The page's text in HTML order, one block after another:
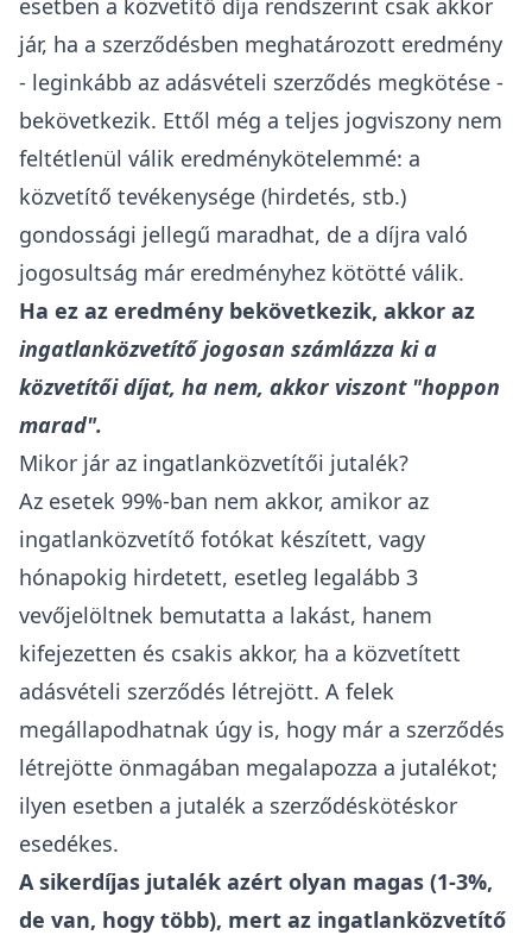
esetben a közvetítő díja rendszerint csak akkor
jár, ha a szerződésben meghatározott eredmény
- leginkább az adásvételi szerződés megkötése -
bekövetkezik. Ettől még a teljes jogviszony nem
feltétlenül válik eredménykötelemmé: a
közvetítő tevékenysége (hirdetés, stb.)
gondossági jellegű maradhat, de a díjra való
jogosultság már eredményhez kötötté válik.
Ha ez az eredmény bekövetkezik, akkor az
ingatlanközvetítő jogosan számlázza ki a
közvetítői díjat, ha nem, akkor viszont "hoppon
marad".
Mikor jár az ingatlanközvetítői jutalék?
Az esetek 99%-ban nem akkor, amikor az
ingatlanközvetítő fotókat készített, vagy
hónapokig hirdetett, esetleg legalább 3
vevőjelöltnek bemutatta a lakást, hanem
kifejezetten és csakis akkor, ha a közvetített
adásvételi szerződés létrejött. A felek
megállapodhatnak úgy is, hogy már a szerződés
létrejötte önmagában megalapozza a jutalékot;
ilyen esetben a jutalék a szerződéskötéskor
esedékes.
Asikerdíjas jutalék azért olyan magas (1-3%,
de van, hogy több), mert az ingatlanközvetítő